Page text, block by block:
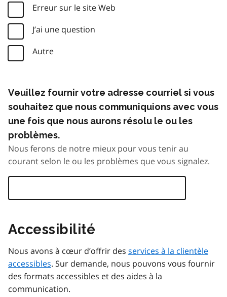
Erreur sur le site Web
J’ai une question
Autre
Veuillez fournir votre adresse courriel si vous
souhaitez que nous communiquions avec vous
une fois que nous aurons résolu le ou les
problèmes.
Nous ferons de notre mieux pour vous tenir au
courant selon le ou les problèmes que vous signalez.
Accessibilité
Nous avons à cœur d’offrir des services à la clientèle
accessibles. Sur demande, nous pouvons vous fournir
des formats accessibles et des aides à la
communication.